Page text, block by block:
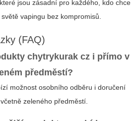
jsou zásadní pro každého, kdo chce
vapingu bez kompromisů.
(FAQ)
chytrykurak cz i přímo v
předměstí?
možnost osobního odběru i doručení
zeleného předměstí.